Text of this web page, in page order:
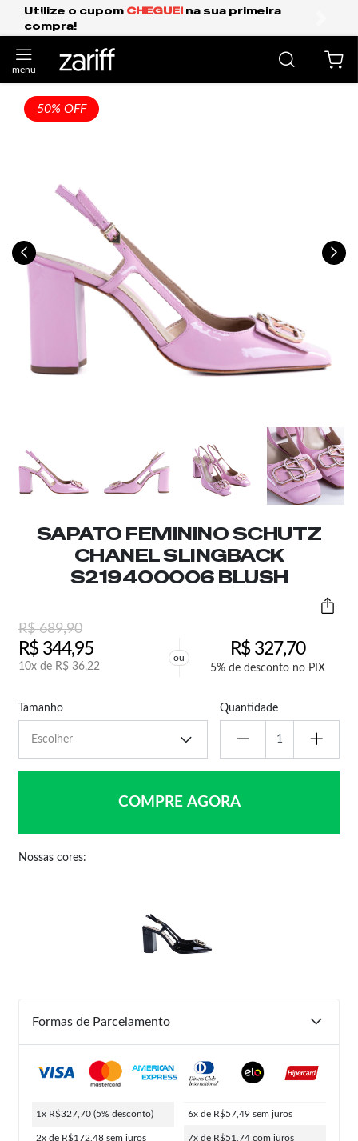
Frete Grátis Expresso para o Sul e São
anterior
50% OFF
SAPATO FEMININO SCHUTZ
CHANEL SLINGBACK
S219400006 BLUSH
R$689,90
R$344,95
10x de R$ 36,22
ou R$327,70
5% de desconto no PIX
Tamanho Quantidade
COMPRE AGORA
Nossas cores:
Formas de Parcelamento
1x R$327,70 (5% desconto)
2x de R$172,48 sem juros
6x de R$57,49 sem juros
7x de R$51,74 com juros